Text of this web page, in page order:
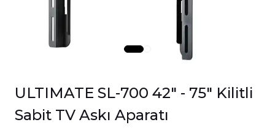
ULTIMATE SL-700 42" - 75" Kilitli
Sabit TV Askı Aparatı